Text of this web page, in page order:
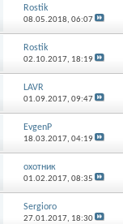
Rostik
08.05.2018, 06:07
Rostik
02.10.2017, 18:19
LAVR
01.09.2017, 09:47
EvgenP
18.03.2017, 04:19
охотник
01.02.2017, 08:35
Sergioro
27.01.2017, 18:30